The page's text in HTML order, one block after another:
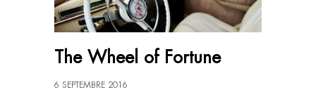
The Wheel of Fortune
6 SEPTEMBRE 2016